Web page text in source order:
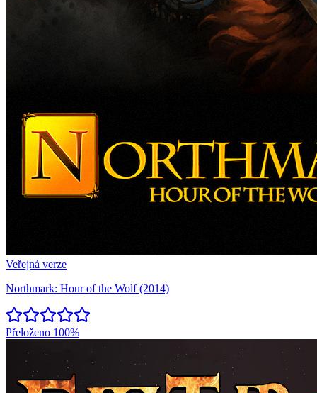
Veřejná verze
Northmark: Hour of the Wolf (2014)
Přeloženo 100%